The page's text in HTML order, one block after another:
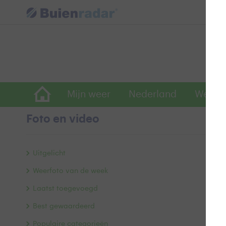
Mijn weer Nederland
Foto en video
Uitgelicht
Weerfoto van de week
Laatst toegevoegd
Best gewaardeerd
Populaire categorieën